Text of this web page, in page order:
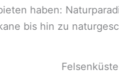
haben:
bis hin zu